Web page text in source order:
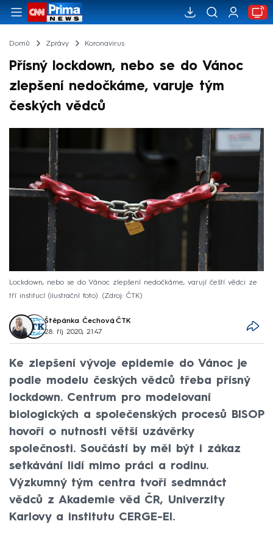
Domů Zprávy Koronavirus
Přísný lockdown, nebo se do Vánoc
zlepšení nedočkáme, varuje tým
českých vědců
Lockdown, nebo se do Vánoc zlepšení nedočkáme, varují čeští vědci ze
tří institucí (ilustrační foto).
Zdroj: ČTK
Štěpánka Čechová, ČTK
28. říj 2020, 21:47
Ke zlepšení vývoje epidemie do Vánoc je
podle modelu českých vědců třeba přísný
lockdown. Centrum pro modelovaní
biologických a společenských procesů BISOP
hovoří o nutnosti větší uzávěrky
společnosti. Součástí by měl být i zákaz
setkávání lidí mimo práci a rodinu.
Výzkumný tým centra tvoří sedmnáct
vědců z Akademie věd ČR, Univerzity
Karlovy a institutu CERGE-EI.